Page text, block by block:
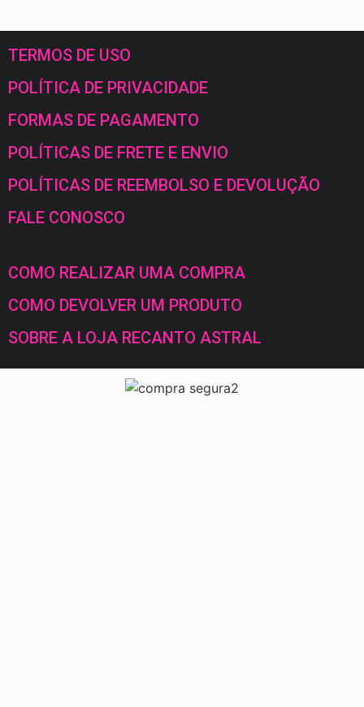
TERMOS DE USO
POLÍTICA DE PRIVACIDADE
FORMAS DE PAGAMENTO
POLÍTICAS DE FRETE E ENVIO
POLÍTICAS DE REEMBOLSO E DEVOLUÇÃO
FALE CONOSCO
COMO REALIZAR UMA COMPRA
COMO DEVOLVER UM PRODUTO
SOBRE A LOJA RECANTO ASTRAL